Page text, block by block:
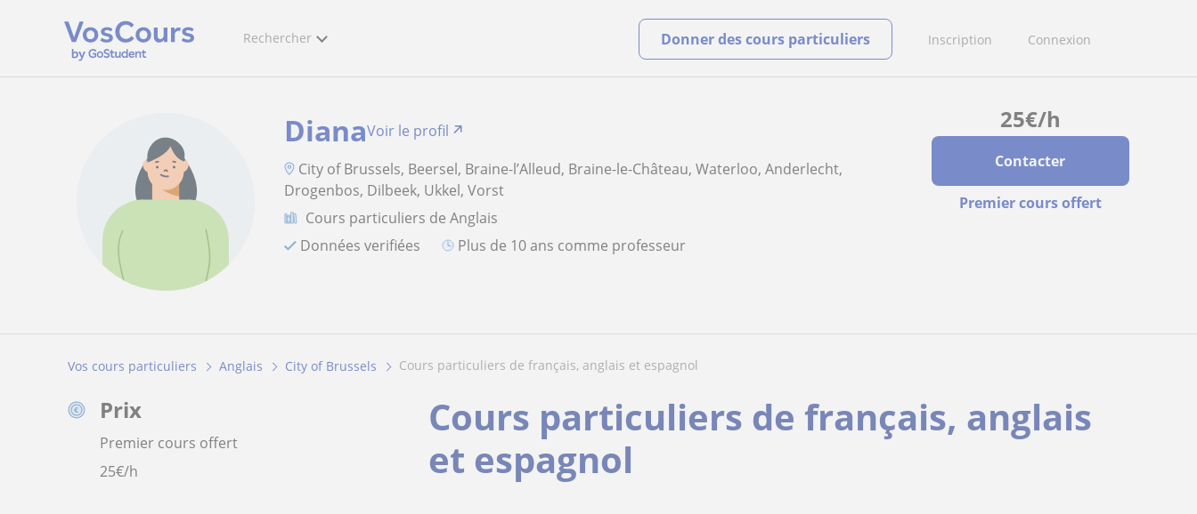
Rechercher Inscription Connexion
Donner des cours particuliers
25€/h
Contacter
Premier cours offert
DianaVoir le profil
City of Brussels, Beersel, Braine-l’Alleud, Braine-le-Château, Waterloo, Anderlecht,
Drogenbos, Dilbeek, Ukkel, Vorst
Cours particuliers de Anglais
Données verifiées
plus de 10 ans comme professeur
Vos cours particuliers Anglais City of Brussels cours particuliers de français, anglais et espagnol
Prix
Premier cours offert
25€/h
Cours particuliers de français, anglais
et espagnol